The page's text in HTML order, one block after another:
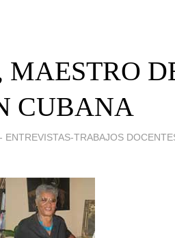
MAESTRO
CUBANA
- ENTREVISTAS-TRABAJOS